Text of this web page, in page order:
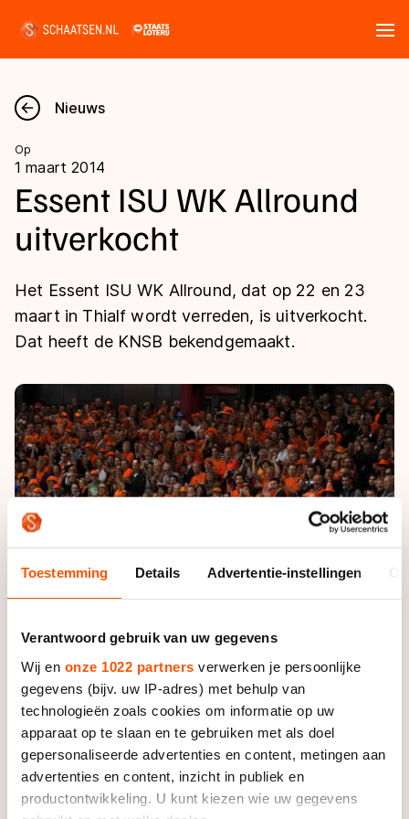
Toestemming Details Advertentie-instellingen
Verantwoord gebruik van uw gegevens
Wij en onze 1022 partners verwerken je persoonlijke
gegevens (bijv. uw IP-adres) met behulp van
technologieën zoals cookies om informatie op uw
apparaat op te slaan en te gebruiken met als doel
gepersonaliseerde advertenties en content, metingen aan
advertenties en content, inzicht in publiek en
productontwikkeling. U kunt kiezen wie uw gegevens
Nieuws
Kalender
Disciplines
Langebaan
Shorttrack
Kunstschaatsen
Schoonrijden
Natuurijs
Uitslagen
Langebaan
Marathon
Inlineskaten
Kunstschaatsen
Tijden & historie
Ranglijsten Langebaan
Persoonlijke records & tijden
Historie & statistiek
De weg op
Inschrijven wedstrijden
Algemene Nederlandse Schaatstijd
Deze zomer de weg op
Waar kan ik schaatsen en skaten?
Schaatsfans
Alles voor jou als schaatsfan
Evenementen
Tickets
Word schaatsfan!
Winacties
Olympische Spelen
Olympische Spelen
Medaillespiegel
Olympische uitslagen
Van Jong tot Goud verhalen
Nieuws
Op
1 maart 2014
Essent ISU WK Allround
uitverkocht
Het Essent ISU WK Allround, dat op 22 en 23
maart in Thialf wordt verreden, is uitverkocht.
Dat heeft de KNSB bekendgemaakt.